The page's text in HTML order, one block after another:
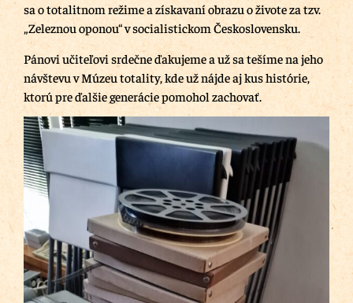
sa o totalitnom režime a získavaní obrazu o živote za tzv.
„Zeleznou oponou“ v socialistickom Československu.
Pánovi učiteľovi srdečne ďakujeme a už sa tešíme na jeho
návštevu v Múzeu totality, kde už nájde aj kus histórie,
ktorú pre ďalšie generácie pomohol zachovať.